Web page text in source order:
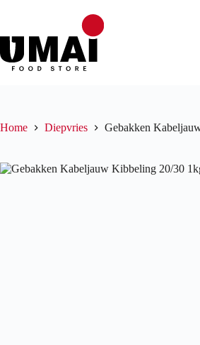
inhoud
Home Diepvries Gebakken